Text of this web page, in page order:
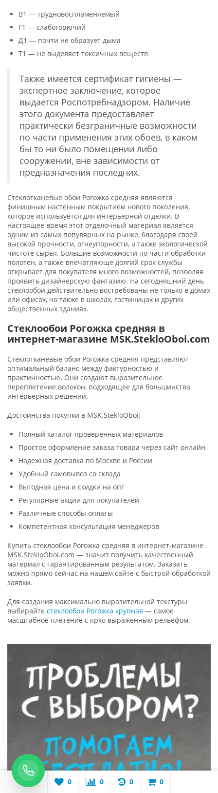
В1 — трудновоспламеняемый
Г1 — слабогорючий
Д1 — почти не образует дыма
Т1 — не выделяет токсичных веществ
Также имеется сертификат гигиены —
экспертное заключение, которое
выдается Роспотребнадзором. Наличие
этого документа предоставляет
практически безграничные возможности
по части применения этих обоев, в каком
бы то ни было помещении либо
сооружении, вне зависимости от
предназначения последних.
Стеклотканевые обои Рогожка средняя являются
финишным настенным покрытием нового поколения,
которое используется для интерьерной отделки. В
настоящее время этот отделочный материал является
одним из самых популярных на рынке, благодаря своей
высокой прочности, огнеупорности, а также экологической
чистоте сырья. Большие возможности по части обработки
полотен, а также впечатляюще долгий срок службы
открывает для покупателя много возможностей, позволяя
проявить дизайнерскую фантазию. На сегодняшний день
стеклообои действительно востребованы не только в домах
или офисах, но также в школах, гостиницах и других
общественных зданиях.
Стеклообои Рогожка средняя в
интернет-магазине MSK.StekloOboi.com
Стеклотканевые обои Рогожка средняя представляют
оптимальный баланс между фактурностью и
практичностью. Они создают выразительное
переплетение волокон, подходящее для большинства
интерьерных решений.
Достоинства покупки в MSK.StekloOboi:
Полный каталог проверенных материалов
Простое оформление заказа товара через сайт онлайн
Надежная доставка по Москве и России
Удобный самовывоз со склада
Выгодная цена и скидки на опт
Регулярные акции для покупателей
Различные способы оплаты
Компетентная консультация менеджеров
Купить стеклообои Рогожка средняя в интернет-магазине
MSK.StekloOboi.com — значит получить качественный
материал с гарантированным результатом. Заказать
можно прямо сейчас на нашем сайте с быстрой обработкой
заявки.
Для создания максимально выразительной текстуры
выбирайте стеклообои Рогожка крупная — самое
масштабное плетение с ярко выраженным рельефом.
0 0 0 0